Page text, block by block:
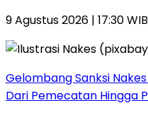
9 Agustus 2026 | 17:30 WIB
Gelombang Sanksi
Dari Pemecatan Hingga